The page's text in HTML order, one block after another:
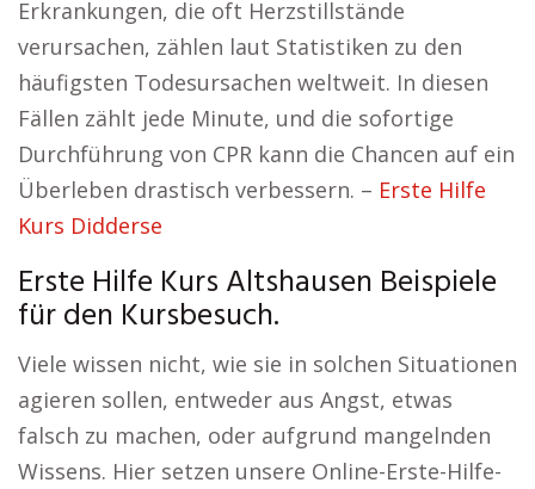
Erkrankungen, die oft Herzstillstände
verursachen, zählen laut Statistiken zu den
häufigsten Todesursachen weltweit. In diesen
Fällen zählt jede Minute, und die sofortige
Durchführung von CPR kann die Chancen auf ein
Überleben drastisch verbessern. – Erste Hilfe
Kurs Didderse
Erste Hilfe Kurs Altshausen Beispiele
für den Kursbesuch.
Viele wissen nicht, wie sie in solchen Situationen
agieren sollen, entweder aus Angst, etwas
falsch zu machen, oder aufgrund mangelnden
Wissens. Hier setzen unsere Online-Erste-Hilfe-